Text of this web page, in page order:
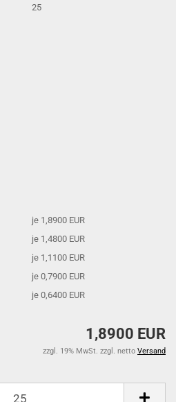
25
je 1,8900 EUR
je 1,4800 EUR
je 1,1100 EUR
je 0,7900 EUR
je 0,6400 EUR
1,8900 EUR
zzgl. 19% MwSt. zzgl. netto Versand